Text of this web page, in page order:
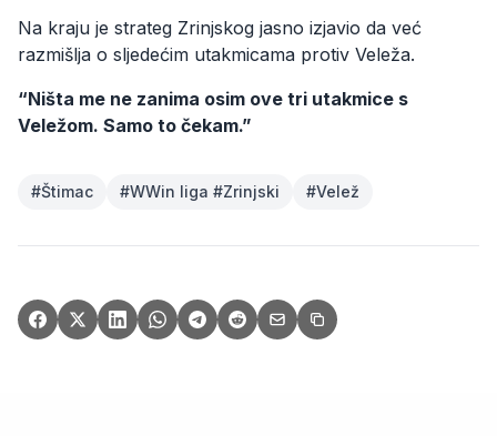
Na kraju je strateg Zrinjskog jasno izjavio da već
razmišlja o sljedećim utakmicama protiv Veleža.
“Ništa me ne zanima osim ove tri utakmice s
Veležom. Samo to čekam.”
#Štimac #WWin liga #Zrinjski #Velež